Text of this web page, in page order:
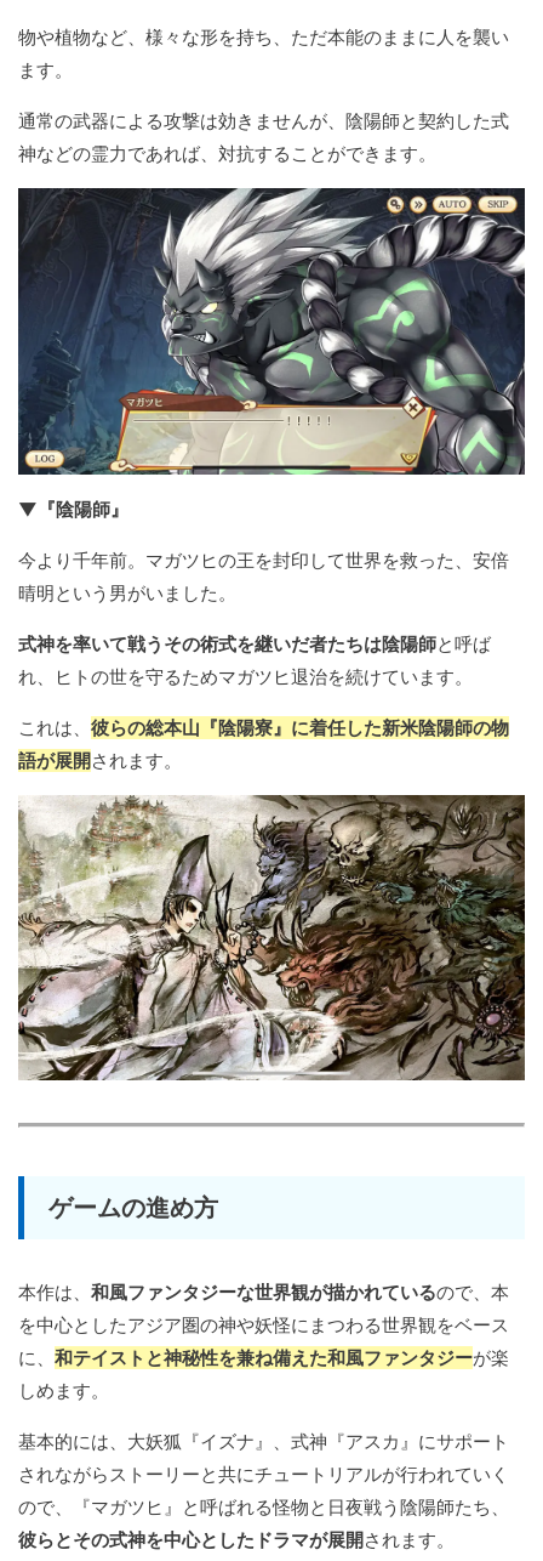
物や植物など、様々な形を持ち、ただ本能のままに人を襲い
ます。
通常の武器による攻撃は効きませんが、陰陽師と契約した式
神などの霊力であれば、対抗することができます。
▼『陰陽師』
今より千年前。マガツヒの王を封印して世界を救った、安倍
晴明という男がいました。
式神を率いて戦うその術式を継いだ者たちは陰陽師と呼ば
れ、ヒトの世を守るためマガツヒ退治を続けています。
これは、 彼らの総本山『陰陽寮』に着任した新米陰陽師の物
語が展開されます。
ゲームの進め方
本作は、 和風ファンタジーな世界観が描かれているので、本
を中心としたアジア圏の神や妖怪にまつわる世界観をベース
に、 和テイストと神秘性を兼ね備えた和風ファンタジーが楽
しめます。
基本的には、大妖狐『イズナ』、式神『アスカ』にサポート
されながらストーリーと共にチュートリアルが行われていく
ので、『マガツヒ』と呼ばれる怪物と日夜戦う陰陽師たち、
彼らとその式神を中心としたドラマが展開 されます。